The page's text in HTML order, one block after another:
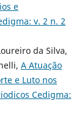
e
v. 2 n. 2
da Silva,
A Atuação
e Luto nos
Cedigma: